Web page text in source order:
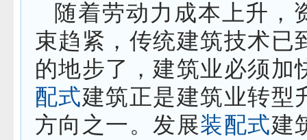
随着劳动力成本上升，
束趋紧，传统建筑技术已
的地步了，建筑业必须加
配式建筑正是建筑业转型
方向之一。发展装配式建